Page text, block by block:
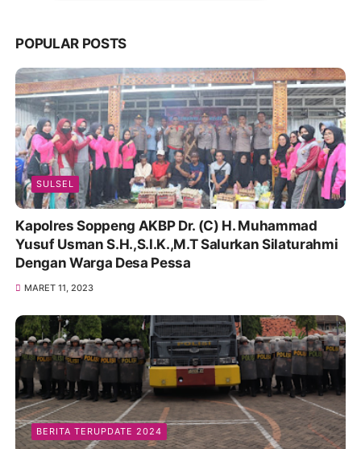
POPULAR POSTS
SULSEL
Kapolres Soppeng AKBP Dr. (C) H. Muhammad
Yusuf Usman S.H.,S.I.K.,M.T Salurkan Silaturahmi
Dengan Warga Desa Pessa
MARET 11, 2023
BERITA TERUPDATE 2024